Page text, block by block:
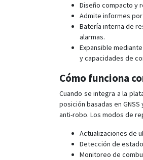
Diseño compacto y
Admite informes
Batería interna de
alarmas.
Expansible
y capacidades de
Cómo funciona
Cuando se integra a la
posición basadas en
anti-robo. Los modos de
Actualizaciones de
Detección de
Monitoreo de